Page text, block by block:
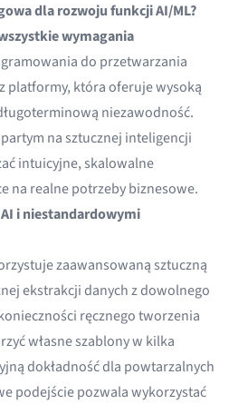
dla rozwoju funkcji AI/ML?
wymagania
do przetwarzania
platformy, która oferuje wysoką
niezawodność.
na sztucznej inteligencji
intuicyjne, skalowalne
na realne potrzeby biznesowe.
i niestandardowymi
zaawansowaną sztuczną
ekstrakcji danych z dowolnego
ręcznego tworzenia
własne szablony w kilka
dokładność dla powtarzalnych
podejście pozwala wykorzystać